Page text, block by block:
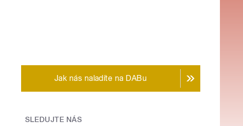
Jak nás naladíte na DABu
SLEDUJTE NÁS